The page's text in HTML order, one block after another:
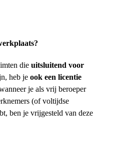
die uitsluitend voor
heb je ook een licentie
je als vrij beroeper
(of voltijdse
ben je vrijgesteld van deze